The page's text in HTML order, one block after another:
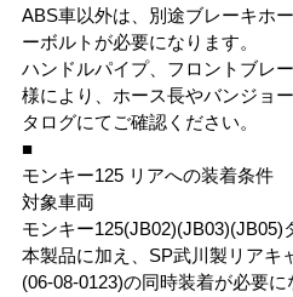
ABS車以外は、別途ブレーキホ
ーボルトが必要になります。
ハンドルパイプ、フロントブレ
様により、ホース長やバンジョ
タログにてご確認ください。
■
モンキー125 リアへの装着条件
対象車両
モンキー125(JB02)(JB03)(JB05)
本製品に加え、SP武川製リアキ
(06-08-0123)の同時装着が必要に